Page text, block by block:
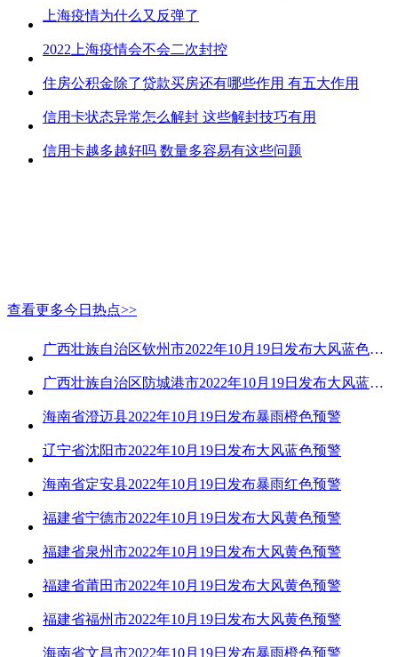
上海疫情为什么又反弹了
2022上海疫情会不会二次封控
住房公积金除了贷款买房还有哪些作用 有五大作用
信用卡状态异常怎么解封 这些解封技巧有用
信用卡越多越好吗 数量多容易有这些问题
查看更多今日热点>>
广西壮族自治区钦州市2022年10月19日发布大风蓝色预警
广西壮族自治区防城港市2022年10月19日发布大风蓝色预警
海南省澄迈县2022年10月19日发布暴雨橙色预警
辽宁省沈阳市2022年10月19日发布大风蓝色预警
海南省定安县2022年10月19日发布暴雨红色预警
福建省宁德市2022年10月19日发布大风黄色预警
福建省泉州市2022年10月19日发布大风黄色预警
福建省莆田市2022年10月19日发布大风黄色预警
福建省福州市2022年10月19日发布大风黄色预警
海南省文昌市2022年10月19日发布暴雨橙色预警